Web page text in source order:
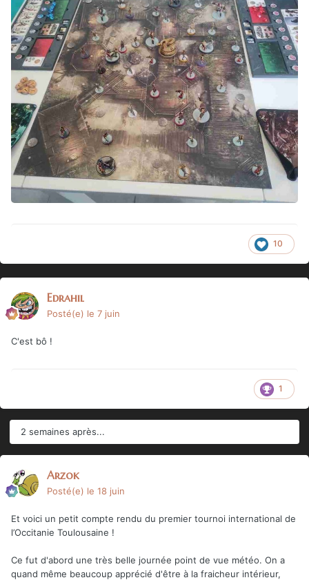
10
Edrahil
Posté(e) le 7 juin
C'est bô !
1
2 semaines après...
Arzok
Posté(e) le 18 juin
Et voici un petit compte rendu du premier tournoi international de
l’Occitanie Toulousaine !
Ce fut d'abord une très belle journée point de vue météo. On a
quand même beaucoup apprécié d'être à la fraicheur intérieur,